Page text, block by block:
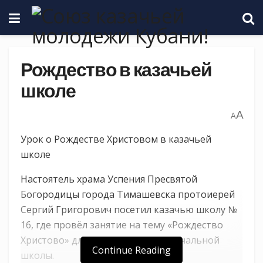
Рождество в казачьей
школе
AA
Урок о Рождестве Христовом в казачьей
школе
Настоятель храма Успения Пресвятой
Богородицы города Тимашевска протоиерей
Сергий Григорович посетил казачью школу №
16, где провёл занятие на тему «Рождество
Христово» для четырёх классов начальной
школы.
Continue Reading